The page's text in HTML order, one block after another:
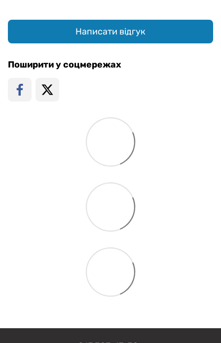
Написати відгук
Поширити у соцмережах